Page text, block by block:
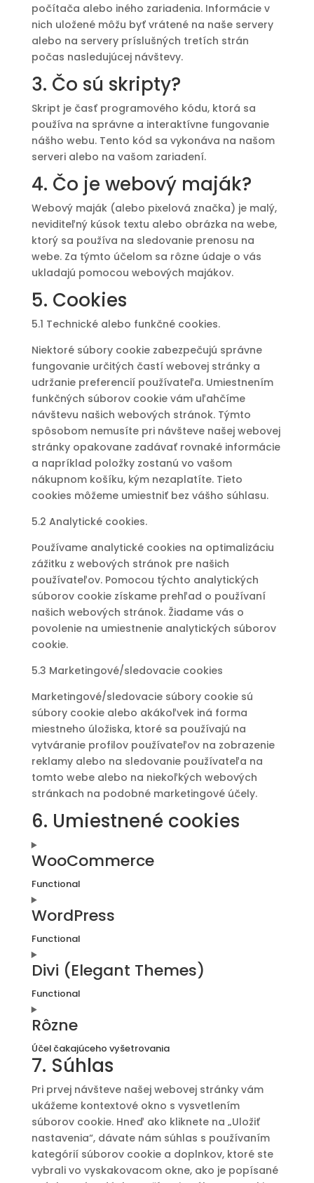
počítača alebo iného zariadenia. Informácie v
nich uložené môžu byť vrátené na naše servery
alebo na servery príslušných tretích strán
počas nasledujúcej návštevy.
3. Čo sú skripty?
Skript je časť programového kódu, ktorá sa
používa na správne a interaktívne fungovanie
nášho webu. Tento kód sa vykonáva na našom
serveri alebo na vašom zariadení.
4. Čo je webový maják?
Webový maják (alebo pixelová značka) je malý,
neviditeľný kúsok textu alebo obrázka na webe,
ktorý sa používa na sledovanie prenosu na
webe. Za týmto účelom sa rôzne údaje o vás
ukladajú pomocou webových majákov.
5. Cookies
5.1 Technické alebo funkčné cookies.
Niektoré súbory cookie zabezpečujú správne
fungovanie určitých častí webovej stránky a
udržanie preferencií používateľa. Umiestnením
funkčných súborov cookie vám uľahčíme
návštevu našich webových stránok. Týmto
spôsobom nemusíte pri návšteve našej webovej
stránky opakovane zadávať rovnaké informácie
a napríklad položky zostanú vo vašom
nákupnom košíku, kým nezaplatíte. Tieto
cookies môžeme umiestniť bez vášho súhlasu.
5.2 Analytické cookies.
Používame analytické cookies na optimalizáciu
zážitku z webových stránok pre našich
používateľov. Pomocou týchto analytických
súborov cookie získame prehľad o používaní
našich webových stránok. Žiadame vás o
povolenie na umiestnenie analytických súborov
cookie.
5.3 Marketingové/sledovacie cookies
Marketingové/sledovacie súbory cookie sú
súbory cookie alebo akákoľvek iná forma
miestneho úložiska, ktoré sa používajú na
vytváranie profilov používateľov na zobrazenie
reklamy alebo na sledovanie používateľa na
tomto webe alebo na niekoľkých webových
stránkach na podobné marketingové účely.
6. Umiestnené cookies
WooCommerce
Functional
Consent
to
WordPress
Functional
Consent
to
Divi (Elegant Themes)
Functional
Consent
to
service
divi-
(elegant-
themes)
Rôzne
Účel čakajúceho vyšetrovania
Consent
service
rôzne
7. Súhlas
Pri prvej návšteve našej webovej stránky vám
ukážeme kontextové okno s vysvetlením
súborov cookie. Hneď ako kliknete na „Uložiť
nastavenia“, dávate nám súhlas s používaním
kategórií súborov cookie a doplnkov, ktoré ste
vybrali vo vyskakovacom okne, ako je popísané